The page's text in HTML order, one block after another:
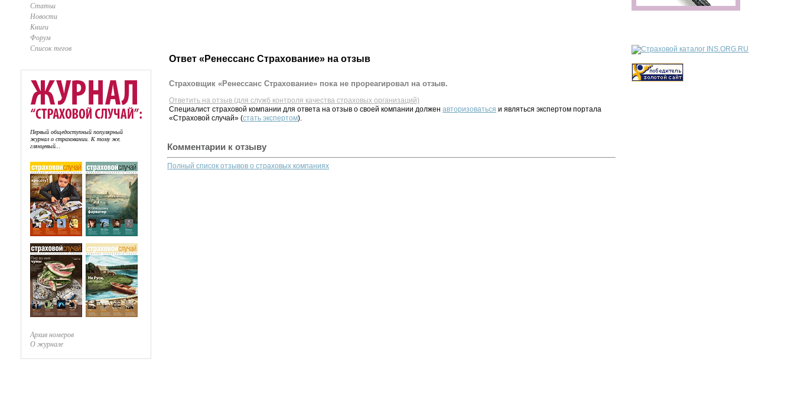
Статьи
Новости
Книги
Форум
Список тегов
Первый общедоступный популярный
журнал о страховании. К тому же,
глянцевый...
Архив номеров
О журнале
Ответ «Ренессанс Страхование» на отзыв
Страховщик «Ренессанс Страхование» пока не прореагировал на отзыв.
Ответить на отзыв (для служб контроля качества страховых организаций)
Специалист страховой компании для ответа на отзыв о своей компании должен авторизоваться и являться экспертом портала
«Страховой случай» (стать экспертом).
Комментарии к отзыву
Полный список отзывов о страховых компаниях